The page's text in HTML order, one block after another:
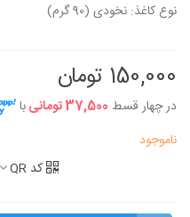
نوع کاغذ: نخودی (90 گرم)
150,000 تومان
در چهار قسط 37,500 تومانی با
ناموجود
کد QR